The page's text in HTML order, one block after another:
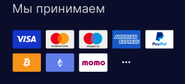
Мы принимаем